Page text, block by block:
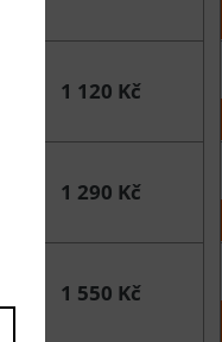
1 120 Kč
1 290 Kč
1 550 Kč